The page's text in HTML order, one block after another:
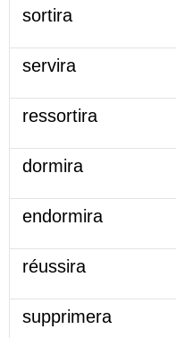
sortira
servira
ressortira
dormira
endormira
réussira
supprimera